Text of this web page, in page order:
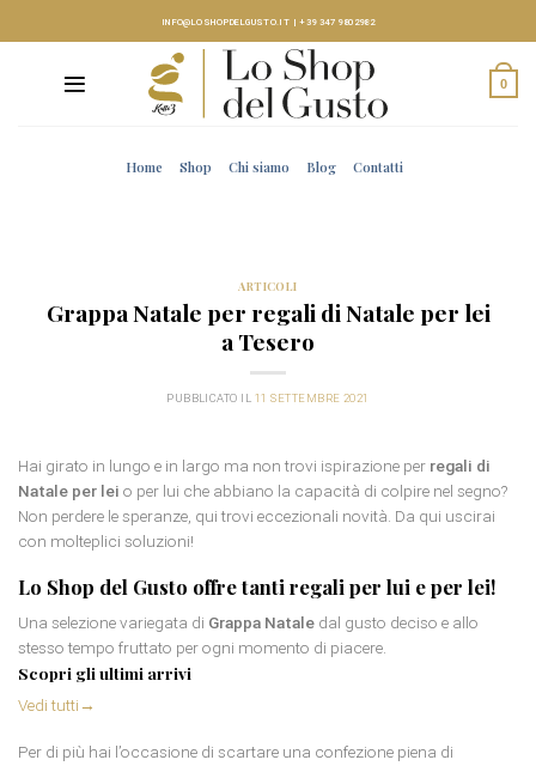
INFO@LOSHOPDELGUSTO.IT |+39 347 9802982
0
Home Shop Chi siamo Blog Contatti
ARTICOLI
Grappa Natale per regali di Natale per lei
a Tesero
PUBBLICATO IL 11 SETTEMBRE 2021
Hai girato in lungo e in largo ma non trovi ispirazione per regali di
Natale per lei o per lui che abbiano la capacità di colpire nel segno?
Non perdere le speranze, qui trovi eccezionali novità. Da qui uscirai
con molteplici soluzioni!
Lo Shop del Gusto offre tanti regali per lui e per lei!
Una selezione variegata di Grappa Natale dal gusto deciso e allo
stesso tempo fruttato per ogni momento di piacere.
Scopri gli ultimi arrivi
Vedi tutti→
Per di più hai l’occasione di scartare una confezione piena di